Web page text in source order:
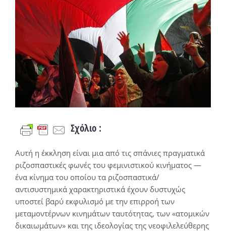
μεγαλύτερης
εικόνας
Σχόλιο :
Αυτή η έκκληση είναι μια από τις σπάνιες πραγματικά
ριζοσπαστικές φωνές του φεμινιστικού κινήματος ―
ένα κίνημα του οποίου τα ριζοσπαστικά/
αντισυστημικά χαρακτηριστικά έχουν δυστυχώς
υποστεί βαρύ εκφυλισμό με την επιρροή των
μεταμοντέρνων κινημάτων ταυτότητας, των «ατομικών
δικαιωμάτων» και της ιδεολογίας της νεοφιλελεύθερης